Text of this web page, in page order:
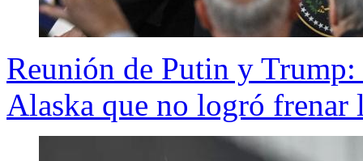
Reunión de Putin y
Alaska que no logró frenar